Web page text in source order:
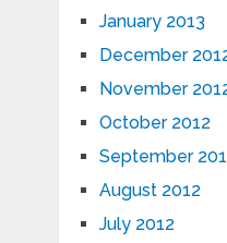
January 2013
December
November
October 2012
September
August 2012
July 2012